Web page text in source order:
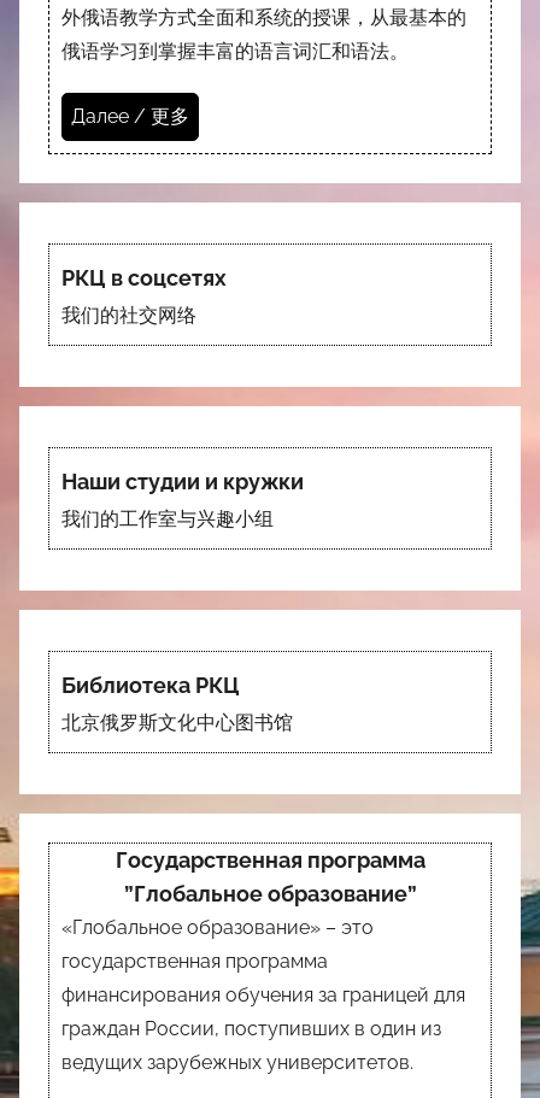
外俄语教学方式全面和系统的授课，从最基本的
俄语学习到掌握丰富的语言词汇和语法。
Далее / 更多
РКЦ в соцсетях
我们的社交网络
Наши студии и кружки
我们的工作室与兴趣小组
Библиотека РКЦ
北京俄罗斯文化中心图书馆
Государственная программа
”Глобальное образование”
«Глобальное образование» – это
государственная программа
финансирования обучения за границей для
граждан России, поступивших в один из
ведущих зарубежных университетов.